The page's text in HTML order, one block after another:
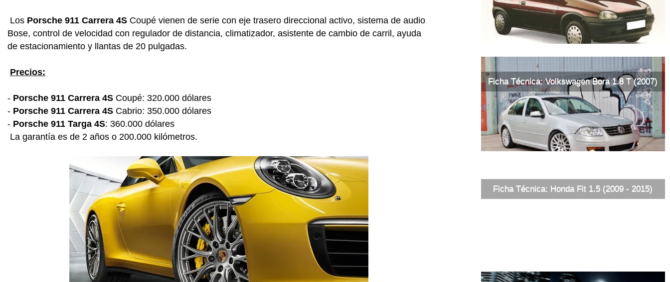
Los Porsche 911 Carrera 4S Coupé vienen de serie con eje trasero direccional activo, sistema de audio
Bose, control de velocidad con regulador de distancia, climatizador, asistente de cambio de carril, ayuda
de estacionamiento y llantas de 20 pulgadas.
Precios:
- Porsche 911 Carrera 4S Coupé: 320.000 dólares
- Porsche 911 Carrera 4S Cabrio: 350.000 dólares
- Porsche 911 Targa 4S: 360.000 dólares
La garantía es de 2 años o 200.000 kilómetros.
Ficha Técnica: Volkswagen Bora 1.8 T (2007)
Ficha Técnica: Honda Fit 1.5 (2009 - 2015)